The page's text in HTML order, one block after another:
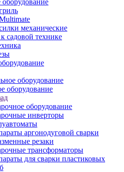
механические
садовой технике
оборудование
оборудование
оборудование
инверторы
аргонодуговой сварки
резаки
трансформаторы
для сварки пластиковых